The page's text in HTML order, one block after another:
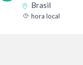
Brasil
hora local